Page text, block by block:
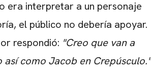
era interpretar a un personaje
el público no debería apoyar.
respondió: "Creo que van a
así como Jacob en Crepúsculo."